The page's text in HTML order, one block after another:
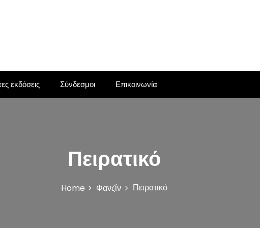
εκδόσεις Σύνδεσμοι Επικοινωνία
Πειρατικό
Home Φανζίν Πειρατικό